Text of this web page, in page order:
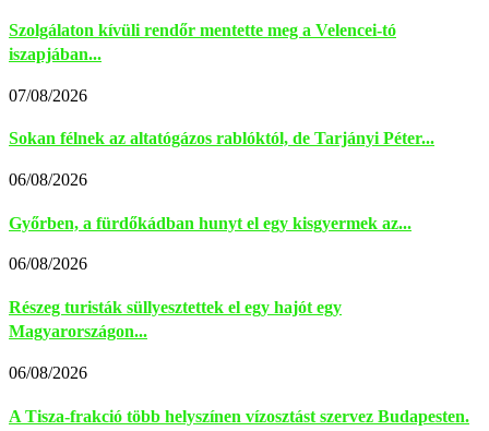
Szolgálaton kívüli rendőr mentette meg a Velencei-tó
iszapjában...
07/08/2026
Sokan félnek az altatógázos rablóktól, de Tarjányi Péter...
06/08/2026
Győrben, a fürdőkádban hunyt el egy kisgyermek az...
06/08/2026
Részeg turisták süllyesztettek el egy hajót egy
Magyarországon...
06/08/2026
A Tisza-frakció több helyszínen vízosztást szervez Budapesten.